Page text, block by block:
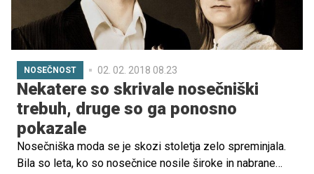
NOSEČNOST 02. 02. 2018 08.23
Nekatere so skrivale nosečniški
trebuh, druge so ga ponosno
pokazale
Nosečniška moda se je skozi stoletja zelo spreminjala.
Bila so leta, ko so nosečnice nosile široke in nabrane